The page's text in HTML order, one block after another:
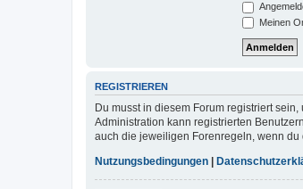
Meinen
REGISTRIEREN
Du musst in diesem Forum registriert
Administration kann registrierten
auch die jeweiligen Forenregeln, wenn du
Nutzungsbedingungen |